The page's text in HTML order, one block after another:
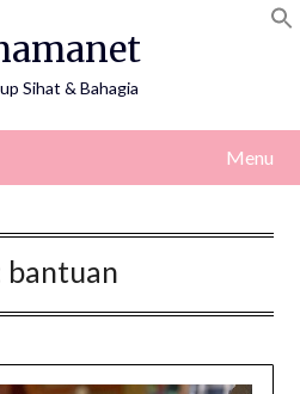
Sihat & Bahagia
Menu
bantuan